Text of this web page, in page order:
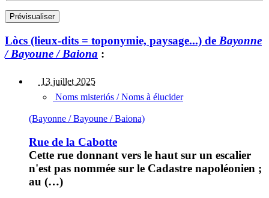
Lòcs (lieux-dits = toponymie, paysage...) de Bayonne
/ Bayoune / Baiona :
13 juillet 2025
Noms misteriós / Noms à élucider
(Bayonne / Bayoune / Baiona)
Rue de la Cabotte
Cette rue donnant vers le haut sur un escalier
n'est pas nommée sur le Cadastre napoléonien ;
au (…)